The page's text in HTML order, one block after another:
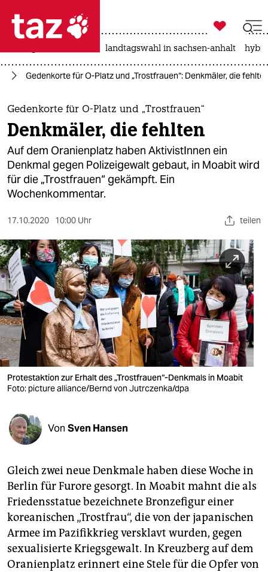
 taz zahl ich
taz zahl ich
themen
politik
öko
gesellschaft
kultur
sport
berlin
nord
wahrheit
verlag
verlag
shop
fragen & hilfe
unterstützen
abo
genossenschaft
epaper login

taz zahl ich
landtagswahl in sachsen-anhalt
Gedenkorte für O-Platz und „Trostfrauen“: Denkmäler, die
Gedenkorte für O-Platz und „Trostfrauen“
Denkmäler, die fehlten
Auf dem Oranienplatz haben AktivistInnen ein
Denkmal gegen Polizeigewalt gebaut, in Moabit wird
für die „Trostfrauen“ gekämpft. Ein
Wochenkommentar.
17.10.2020 10:00 Uhr teilen
Protestaktion zur Erhalt des „Trostfrauen“-Denkmals in Moabit
Foto: picture alliance/Bernd von Jutrczenka/dpa
Von Sven Hansen
Gleich zwei neue Denkmale haben diese Woche in
Berlin für Furore gesorgt. In Moabit mahnt die als
Friedensstatue bezeichnete Bronzefigur einer
koreanischen „Trostfrau“, die von der japanischen
Armee im Pazifikkrieg versklavt wurden, gegen
sexualisierte Kriegsgewalt. In Kreuzberg auf dem
Oranienplatz erinnert eine Stele für die Opfer von